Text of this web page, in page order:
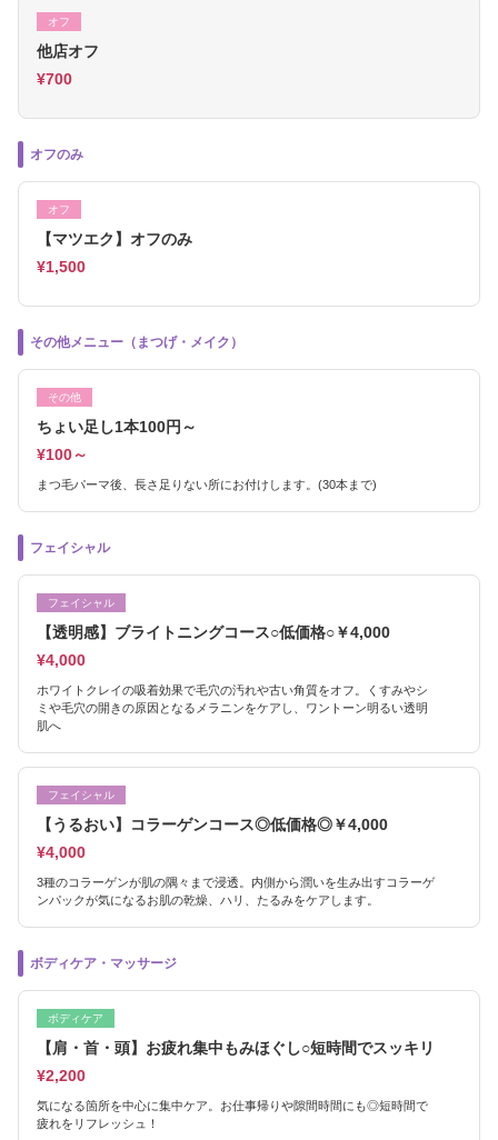
オフ
他店オフ
¥700
オフのみ
オフ
【マツエク】オフのみ
¥1,500
その他メニュー（まつげ・メイク）
その他
ちょい足し1本100円～
¥100～
まつ毛パーマ後、長さ足りない所にお付けします。(30本まで)
フェイシャル
フェイシャル
【透明感】ブライトニングコース○低価格○￥4,000
¥4,000
ホワイトクレイの吸着効果で毛穴の汚れや古い角質をオフ。くすみやシ
ミや毛穴の開きの原因となるメラニンをケアし、ワントーン明るい透明
肌へ
フェイシャル
【うるおい】コラーゲンコース◎低価格◎￥4,000
¥4,000
3種のコラーゲンが肌の隅々まで浸透。内側から潤いを生み出すコラーゲ
ンパックが気になるお肌の乾燥、ハリ、たるみをケアします。
ボディケア・マッサージ
ボディケア
【肩・首・頭】お疲れ集中もみほぐし○短時間でスッキリ
¥2,200
気になる箇所を中心に集中ケア。お仕事帰りや隙間時間にも◎短時間で
疲れをリフレッシュ！